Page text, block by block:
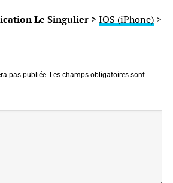
Le Singulier > IOS (iPhone)>
pas publiée. Les champs obligatoires sont